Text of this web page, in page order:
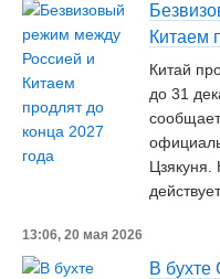
Китаем
Китай
до 31
13:06, 20 мая 2026
В бухте